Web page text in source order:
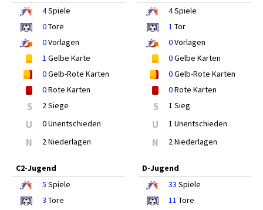
4Spiele
0Tore
0Vorlagen
1 Gelbe Karte
0Gelb-Rote Karten
0Rote Karten
S 2 Siege
U 0 Unentschieden
N 2 Niederlagen
4Spiele
1 Tor
0Vorlagen
0Gelbe Karten
0Gelb-Rote Karten
0Rote Karten
S 1 Sieg
U 1 Unentschieden
N 2 Niederlagen
C2-Jugend
5 Spiele
3 Tore
D-Jugend
33 Spiele
11 Tore